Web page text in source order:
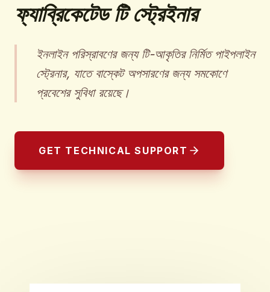
ফ্যাব্রিকেটেড টি স্ট্রেইনার
ইনলাইন পরিস্রাবণের জন্য টি-আকৃতির নির্মিত পাইপলাইন
স্ট্রেনার, যাতে বাস্কেট অপসারণের জন্য সমকোণে
প্রবেশের সুবিধা রয়েছে।
GET TECHNICAL SUPPORT